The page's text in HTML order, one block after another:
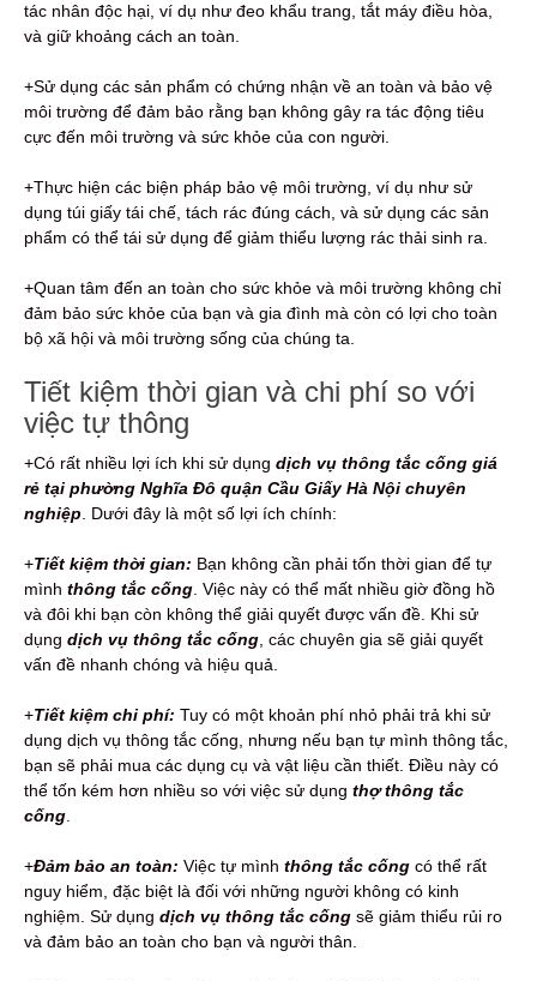
tác nhân độc hại, ví dụ như đeo khẩu trang, tắt máy điều hòa,
và giữ khoảng cách an toàn.
+Sử dụng các sản phẩm có chứng nhận về an toàn và bảo vệ
môi trường để đảm bảo rằng bạn không gây ra tác động tiêu
cực đến môi trường và sức khỏe của con người.
+Thực hiện các biện pháp bảo vệ môi trường, ví dụ như sử
dụng túi giấy tái chế, tách rác đúng cách, và sử dụng các sản
phẩm có thể tái sử dụng để giảm thiểu lượng rác thải sinh ra.
+Quan tâm đến an toàn cho sức khỏe và môi trường không chỉ
đảm bảo sức khỏe của bạn và gia đình mà còn có lợi cho toàn
bộ xã hội và môi trường sống của chúng ta.
Tiết kiệm thời gian và chi phí so với
việc tự thông
+Có rất nhiều lợi ích khi sử dụng dịch vụ thông tắc cống giá
rẻ tại phường Nghĩa Đô quận Cầu Giấy Hà Nội chuyên
nghiệp. Dưới đây là một số lợi ích chính:
+Tiết kiệm thời gian: Bạn không cần phải tốn thời gian để tự
mình thông tắc cống. Việc này có thể mất nhiều giờ đồng hồ
và đôi khi bạn còn không thể giải quyết được vấn đề. Khi sử
dụng dịch vụ thông tắc cống, các chuyên gia sẽ giải quyết
vấn đề nhanh chóng và hiệu quả.
+Tiết kiệm chi phí: Tuy có một khoản phí nhỏ phải trả khi sử
dụng dịch vụ thông tắc cống, nhưng nếu bạn tự mình thông tắc,
bạn sẽ phải mua các dụng cụ và vật liệu cần thiết. Điều này có
thể tốn kém hơn nhiều so với việc sử dụng thợ thông tắc
cống.
+Đảm bảo an toàn: Việc tự mình thông tắc cống có thể rất
nguy hiểm, đặc biệt là đối với những người không có kinh
nghiệm. Sử dụng dịch vụ thông tắc cống sẽ giảm thiểu rủi ro
và đảm bảo an toàn cho bạn và người thân.